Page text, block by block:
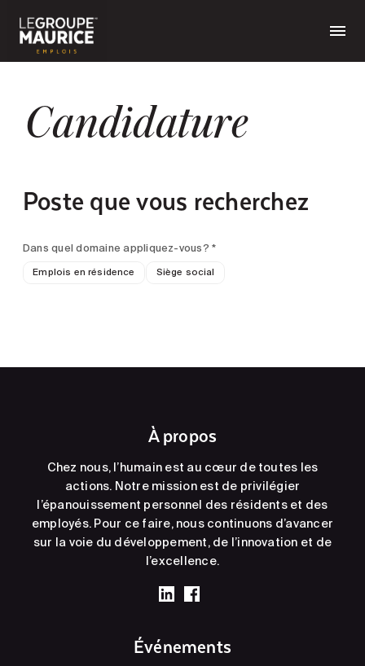
Candidature
Poste que vous recherchez
Dans quel domaine appliquez-vous? *
Emplois en résidence Siège social
À propos
Chez nous, l’humain est au cœur de toutes les
actions. Notre mission est de privilégier
l’épanouissement personnel des résidents et des
employés. Pour ce faire, nous continuons d’avancer
sur la voie du développement, de l’innovation et de
l’excellence.
Événements